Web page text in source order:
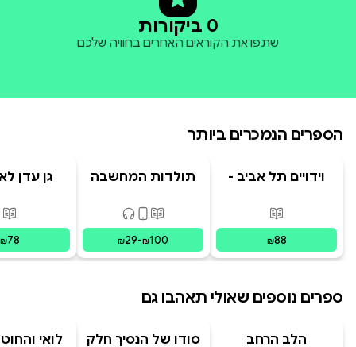
0 ביקורות
שתפו את הקוראים האחרים בחוויה שלכם
הספרים הנמכרים ביותר
וידויים תל אביב -
פורמטים זמינים
מודפס
₪88
תולדות המחשבה
פורמטים זמינים
מודפס,
₪29-₪100
גן עדן
₪78
ספרים נוספים שאולי תאהבו גם
הלב הרחב
סודו של הנסיך חלק
לואי